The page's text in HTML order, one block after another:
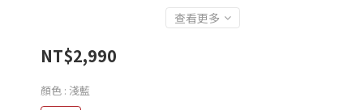
查看更多
NT$2,990
顏色 : 淺藍